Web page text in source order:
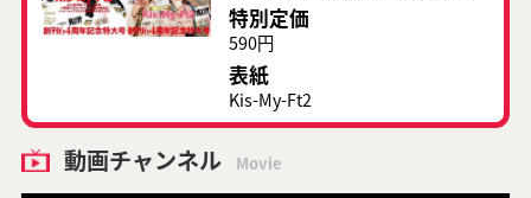
特別定価
590円
表紙
Kis-My-Ft2
動画チャンネル Movie